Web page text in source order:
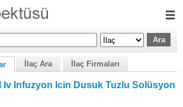
İlaç Ara İlaç Firmaları
Iv Infuzyon Icin Dusuk Tuzlu Solüsyon